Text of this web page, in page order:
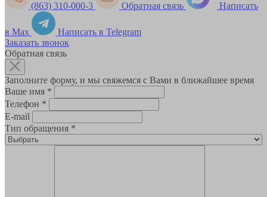
(863) 310-000-3 Обратная связь Написать
в Max
Написать в Telegram
Заказать звонок
Обратная связь
Заполните форму, и мы свяжемся с Вами в ближайшее время
Ваше имя *
Телефон *
E-mail
Тип обращения *